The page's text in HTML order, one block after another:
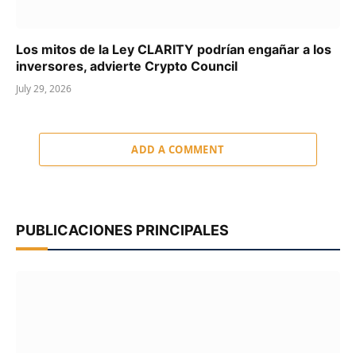
Los mitos de la Ley CLARITY podrían engañar a los
inversores, advierte Crypto Council
July 29, 2026
ADD A COMMENT
PUBLICACIONES PRINCIPALES